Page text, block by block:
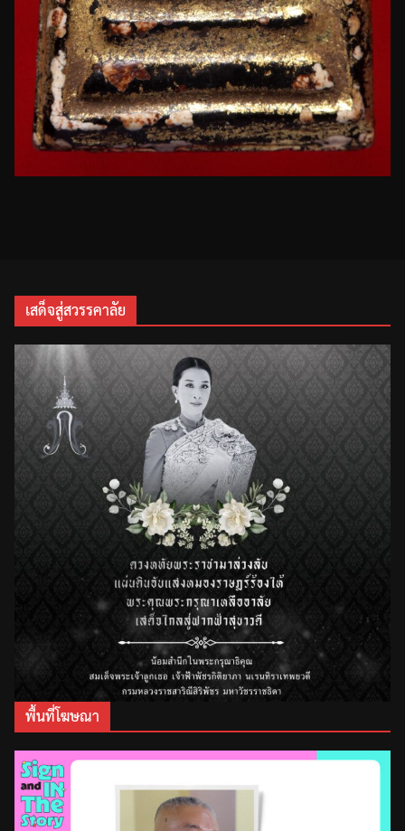
เสด็จสู่สวรรคาลัย
พื้นที่โฆษณา